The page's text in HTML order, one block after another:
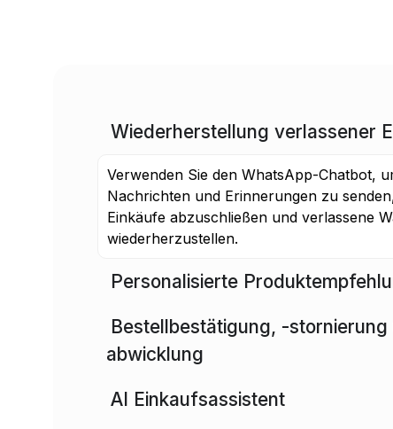
Wiederherstellung verlassener
Verwenden Sie den WhatsApp-Chatbot,
Nachrichten und Erinnerungen zu
Einkäufe abzuschließen und verlassene
wiederherzustellen.
Personalisierte
Bestellbestätigung, -stornierung
abwicklung
AI Einkaufsassistent